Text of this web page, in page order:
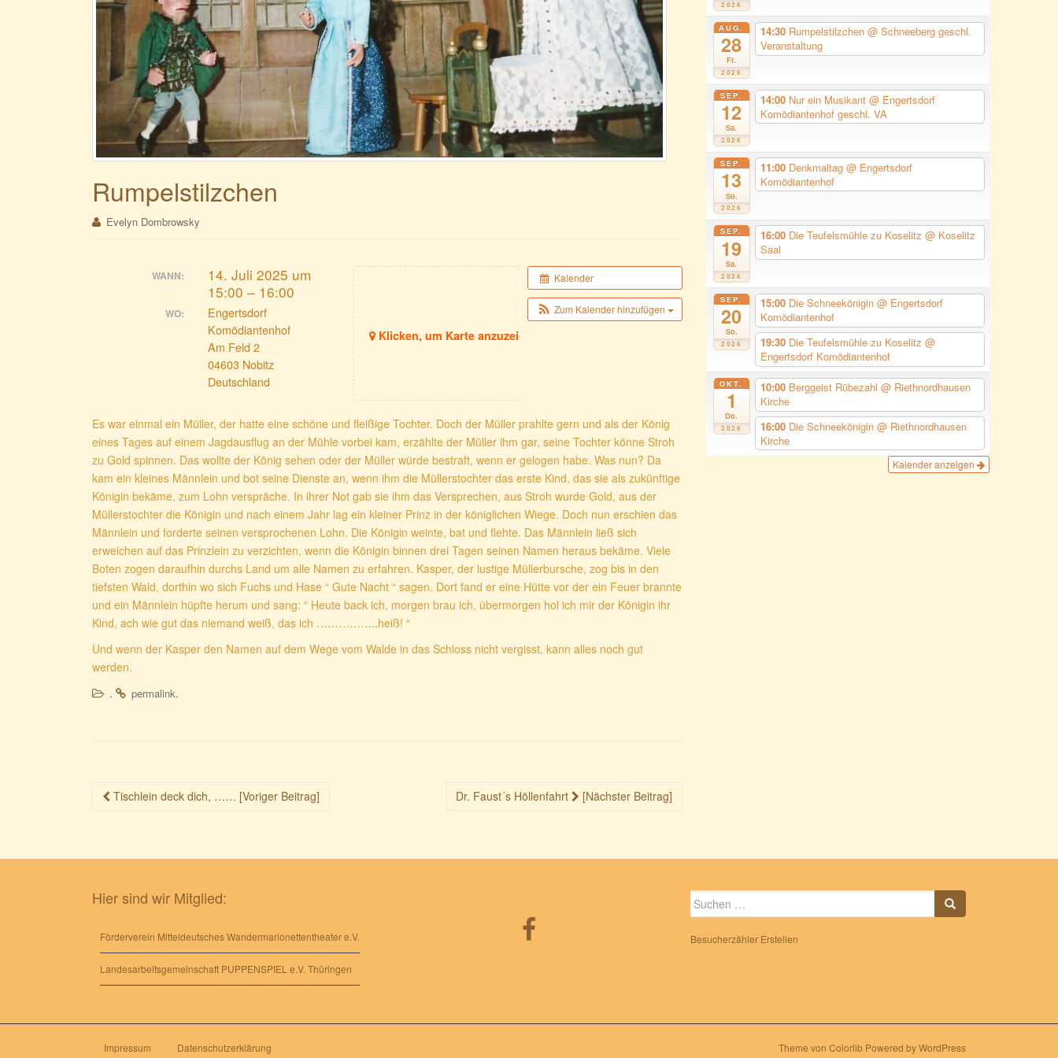
Rumpelstilzchen
Evelyn Dombrowsky
Kalender
Zum Kalender hinzufügen
Klicken, um Karte anzuzeigen
WANN:
14. Juli 2025 um
15:00 – 16:00
WO:
Engertsdorf
Komödiantenhof
Am Feld 2
04603 Nobitz
Deutschland
Es war einmal ein Müller, der hatte eine schöne und fleißige Tochter. Doch der Müller prahlte gern und als der König
eines Tages auf einem Jagdausflug an der Mühle vorbei kam, erzählte der Müller ihm gar, seine Tochter könne Stroh
zu Gold spinnen. Das wollte der König sehen oder der Müller würde bestraft, wenn er gelogen habe. Was nun? Da
kam ein kleines Männlein und bot seine Dienste an, wenn ihm die Müllerstochter das erste Kind, das sie als zukünftige
Königin bekäme, zum Lohn verspräche. In ihrer Not gab sie ihm das Versprechen, aus Stroh wurde Gold, aus der
Müllerstochter die Königin und nach einem Jahr lag ein kleiner Prinz in der königlichen Wiege. Doch nun erschien das
Männlein und forderte seinen versprochenen Lohn. Die Königin weinte, bat und flehte. Das Männlein ließ sich
erweichen auf das Prinzlein zu verzichten, wenn die Königin binnen drei Tagen seinen Namen heraus bekäme. Viele
Boten zogen daraufhin durchs Land um alle Namen zu erfahren. Kasper, der lustige Müllerbursche, zog bis in den
tiefsten Wald, dorthin wo sich Fuchs und Hase “ Gute Nacht “ sagen. Dort fand er eine Hütte vor der ein Feuer brannte
und ein Männlein hüpfte herum und sang: “ Heute back ich, morgen brau ich, übermorgen hol ich mir der Königin ihr
Kind, ach wie gut das niemand weiß, das ich ……………..heiß! “
Und wenn der Kasper den Namen auf dem Wege vom Walde in das Schloss nicht vergisst, kann alles noch gut
werden.
.
permalink.
Beitragsnavigation
Tischlein deck dich, …… [Voriger Beitrag] Dr. Faust´s Höllenfahrt [Nächster Beitrag]
2026
AUG.
28
Fr.
2026
14:30 Rumpelstilzchen @ Schneeberg geschl.
Veranstaltung
SEP.
12
Sa.
2026
14:00 Nur ein Musikant @ Engertsdorf
Komödiantenhof geschl. VA
SEP.
13
So.
2026
11:00 Denkmaltag @ Engertsdorf
Komödiantenhof
SEP.
19
Sa.
2026
16:00 Die Teufelsmühle zu Koselitz @ Koselitz
Saal
SEP.
20
So.
2026
15:00 Die Schneekönigin @ Engertsdorf
Komödiantenhof
19:30 Die Teufelsmühle zu Koselitz @
Engertsdorf Komödiantenhof
OKT.
1
Do.
2026
10:00 Berggeist Rübezahl @ Riethnordhausen
Kirche
16:00 Die Schneekönigin @ Riethnordhausen
Kirche
Kalender anzeigen
Hier sind wir Mitglied:
Förderverein Mitteldeutsches Wandermarionettentheater e.V.
Landesarbeitsgemeinschaft PUPPENSPIEL e.V. Thüringen
Suche
nach:
Besucherzähler Erstellen
Impressum Datenschutzerklärung Theme von Colorlib Powered byWordPress